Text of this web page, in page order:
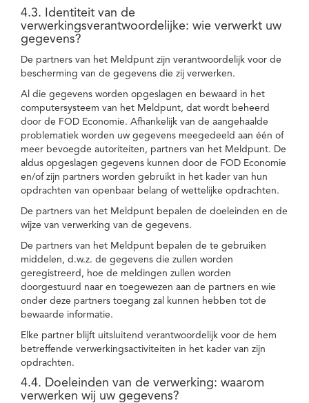
4.3. Identiteit van de
verwerkingsverantwoordelijke: wie verwerkt uw
gegevens?
De partners van het Meldpunt zijn verantwoordelijk voor de
bescherming van de gegevens die zij verwerken.
Al die gegevens worden opgeslagen en bewaard in het
computersysteem van het Meldpunt, dat wordt beheerd
door de FOD Economie. Afhankelijk van de aangehaalde
problematiek worden uw gegevens meegedeeld aan één of
meer bevoegde autoriteiten, partners van het Meldpunt. De
aldus opgeslagen gegevens kunnen door de FOD Economie
en/of zijn partners worden gebruikt in het kader van hun
opdrachten van openbaar belang of wettelijke opdrachten.
De partners van het Meldpunt bepalen de doeleinden en de
wijze van verwerking van de gegevens.
De partners van het Meldpunt bepalen de te gebruiken
middelen, d.w.z. de gegevens die zullen worden
geregistreerd, hoe de meldingen zullen worden
doorgestuurd naar en toegewezen aan de partners en wie
onder deze partners toegang zal kunnen hebben tot de
bewaarde informatie.
Elke partner blijft uitsluitend verantwoordelijk voor de hem
betreffende verwerkingsactiviteiten in het kader van zijn
opdrachten.
4.4. Doeleinden van de verwerking: waarom
verwerken wij uw gegevens?